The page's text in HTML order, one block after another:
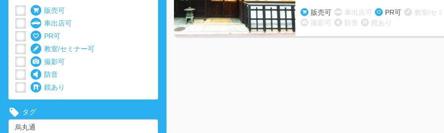
販売可
車出店可
PR可
教室/セミナー可
撮影可
防音
鏡あり
タグ
販売可 車出店可 PR可
教室/セ
撮影可
防音 鏡あり